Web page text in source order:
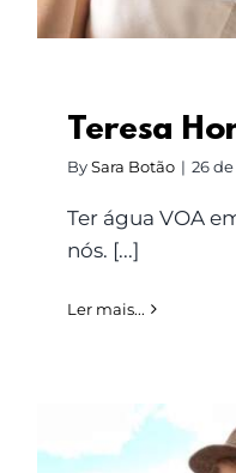
LOGIN
Teresa
BySara Botão | 26
Ter água VOA
nós. [...]
Ler mais...